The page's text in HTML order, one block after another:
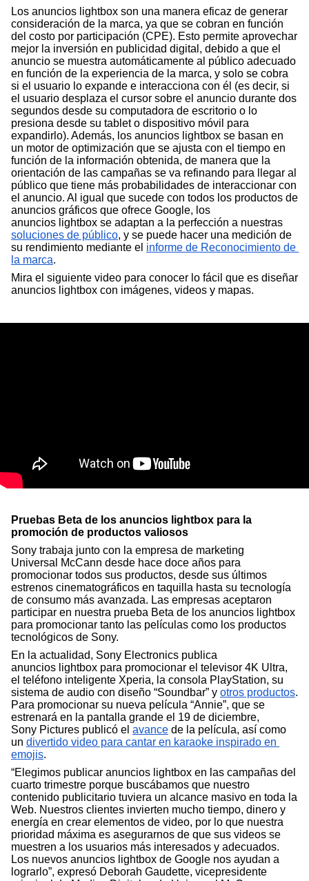
Los anuncios lightbox son una manera eficaz de generar
consideración de la marca, ya que se cobran en función
del costo por participación (CPE). Esto permite aprovechar
mejor la inversión en publicidad digital, debido a que el
anuncio se muestra automáticamente al público adecuado
en función de la experiencia de la marca, y solo se cobra
si el usuario lo expande e interacciona con él (es decir, si
el usuario desplaza el cursor sobre el anuncio durante dos
segundos desde su computadora de escritorio o lo
presiona desde su tablet o dispositivo móvil para
expandirlo). Además, los anuncios lightbox se basan en
un motor de optimización que se ajusta con el tiempo en
función de la información obtenida, de manera que la
orientación de las campañas se va refinando para llegar al
público que tiene más probabilidades de interaccionar con
el anuncio. Al igual que sucede con todos los productos de
anuncios gráficos que ofrece Google, los
soluciones de público, y se puede hacer una medición de
su rendimiento mediante el informe de Reconocimiento de
la marca.
Mira el siguiente video para conocer lo fácil que es diseñar
anuncios lightbox con imágenes, videos y mapas.
Pruebas Beta de los anuncios lightbox para la
promoción de productos valiosos
Sony trabaja junto con la empresa de marketing
Universal McCann desde hace doce años para
promocionar todos sus productos, desde sus últimos
estrenos cinematográficos en taquilla hasta su tecnología
de consumo más avanzada. Las empresas aceptaron
participar en nuestra prueba Beta de los anuncios lightbox
para promocionar tanto las películas como los productos
tecnológicos de Sony.
En la actualidad, Sony Electronics publica
anuncios lightbox para promocionar el televisor 4K Ultra,
el teléfono inteligente Xperia, la consola PlayStation, su
sistema de audio con diseño “Soundbar” y otros productos.
Para promocionar su nueva película “Annie”, que se
estrenará en la pantalla grande el 19 de diciembre,
Sony Pictures publicó el avance de la película, así como
un divertido video para cantar en karaoke inspirado en
emojis.
“Elegimos publicar anuncios lightbox en las campañas del
cuarto trimestre porque buscábamos que nuestro
contenido publicitario tuviera un alcance masivo en toda la
Web. Nuestros clientes invierten mucho tiempo, dinero y
energía en crear elementos de video, por lo que nuestra
prioridad máxima es asegurarnos de que sus videos se
muestren a los usuarios más interesados y adecuados.
Los nuevos anuncios lightbox de Google nos ayudan a
lograrlo”, expresó Deborah Gaudette, vicepresidente